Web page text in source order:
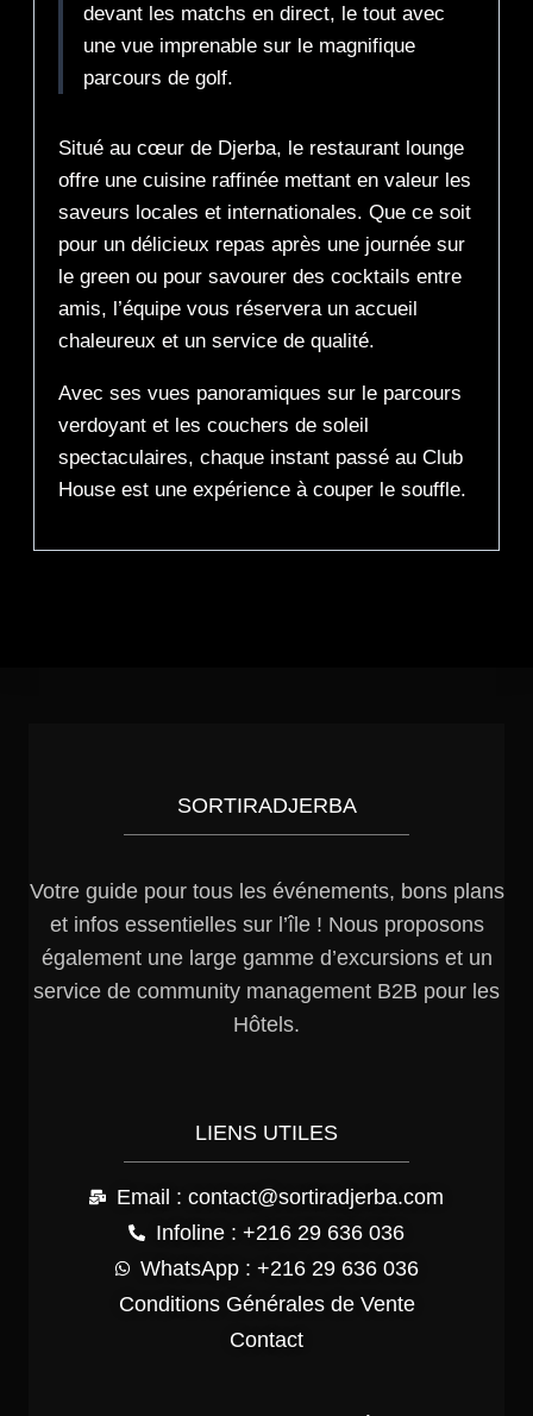
devant les matchs en direct, le tout avec
une vue imprenable sur le magnifique
parcours de golf.
Situé au cœur de Djerba, le restaurant lounge
offre une cuisine raffinée mettant en valeur les
saveurs locales et internationales. Que ce soit
pour un délicieux repas après une journée sur
le green ou pour savourer des cocktails entre
amis, l’équipe vous réservera un accueil
chaleureux et un service de qualité.
Avec ses vues panoramiques sur le parcours
verdoyant et les couchers de soleil
spectaculaires, chaque instant passé au Club
House est une expérience à couper le souffle.
SORTIRADJERBA
Votre guide pour tous les événements, bons plans
et infos essentielles sur l’île ! Nous proposons
également une large gamme d’excursions et un
service de community management B2B pour les
Hôtels.
LIENS UTILES
Email : contact@sortiradjerba.com
Infoline : +216 29 636 036
WhatsApp : +216 29 636 036
Conditions Générales de Vente
Contact